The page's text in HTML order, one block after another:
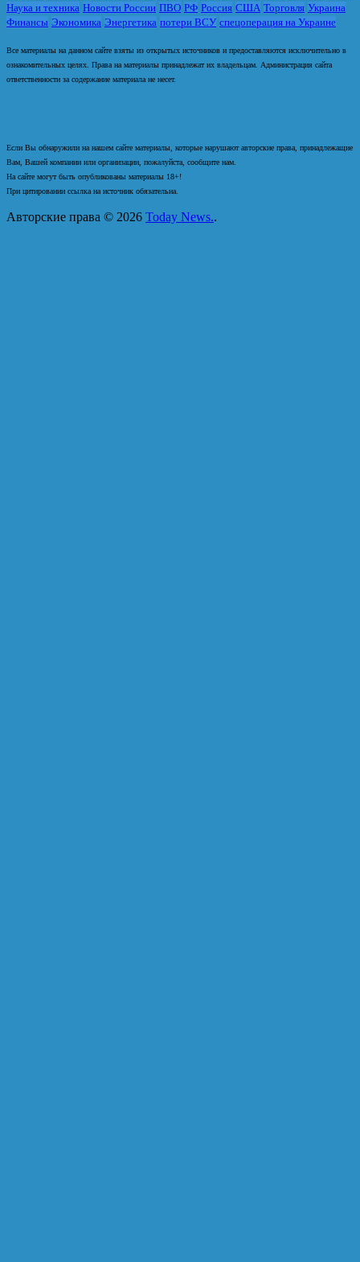
Наука и техника Новости России ПВО РФ Россия США Торговля Украина
Финансы Экономика Энергетика потери ВСУ спецоперация на Украине
Все материалы на данном сайте взяты из открытых источников и предоставляются исключительно в
ознакомительных целях. Права на материалы принадлежат их владельцам. Администрация сайта
ответственности за содержание материала не несет.
Если Вы обнаружили на нашем сайте материалы, которые нарушают авторские права, принадлежащие
Вам, Вашей компании или организации, пожалуйста, сообщите нам.
На сайте могут быть опубликованы материалы 18+!
При цитировании ссылка на источник обязательна.
Авторские права © 2026 Today News..